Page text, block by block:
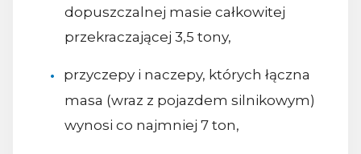
dopuszczalnej masie całkowitej
przekraczającej 3,5 tony,
przyczepy i naczepy, których łączna
masa (wraz z pojazdem silnikowym)
wynosi co najmniej 7 ton,